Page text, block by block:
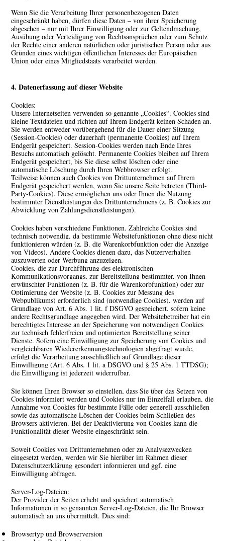
Wenn Sie die Verarbeitung Ihrer personenbezogenen Daten
eingeschränkt haben, dürfen diese Daten – von ihrer Speicherung
abgesehen – nur mit Ihrer Einwilligung oder zur Geltendmachung,
Ausübung oder Verteidigung von Rechtsansprüchen oder zum Schutz
der Rechte einer anderen natürlichen oder juristischen Person oder aus
Gründen eines wichtigen öffentlichen Interesses der Europäischen
Union oder eines Mitgliedstaats verarbeitet werden.
4. Datenerfassung auf dieser Website
Cookies:
Unsere Internetseiten verwenden so genannte „Cookies“. Cookies sind
kleine Textdateien und richten auf Ihrem Endgerät keinen Schaden an.
Sie werden entweder vorübergehend für die Dauer einer Sitzung
(Session-Cookies) oder dauerhaft (permanente Cookies) auf Ihrem
Endgerät gespeichert. Session-Cookies werden nach Ende Ihres
Besuchs automatisch gelöscht. Permanente Cookies bleiben auf Ihrem
Endgerät gespeichert, bis Sie diese selbst löschen oder eine
automatische Löschung durch Ihren Webbrowser erfolgt.
Teilweise können auch Cookies von Drittunternehmen auf Ihrem
Endgerät gespeichert werden, wenn Sie unsere Seite betreten (Third-
Party-Cookies). Diese ermöglichen uns oder Ihnen die Nutzung
bestimmter Dienstleistungen des Drittunternehmens (z. B. Cookies zur
Abwicklung von Zahlungsdienstleistungen).
Cookies haben verschiedene Funktionen. Zahlreiche Cookies sind
technisch notwendig, da bestimmte Websitefunktionen ohne diese nicht
funktionieren würden (z. B. die Warenkorbfunktion oder die Anzeige
von Videos). Andere Cookies dienen dazu, das Nutzerverhalten
auszuwerten oder Werbung anzuzeigen.
Cookies, die zur Durchführung des elektronischen
Kommunikationsvorgangs, zur Bereitstellung bestimmter, von Ihnen
erwünschter Funktionen (z. B. für die Warenkorbfunktion) oder zur
Optimierung der Website (z. B. Cookies zur Messung des
Webpublikums) erforderlich sind (notwendige Cookies), werden auf
Grundlage von Art. 6 Abs. 1 lit. f DSGVO gespeichert, sofern keine
andere Rechtsgrundlage angegeben wird. Der Websitebetreiber hat ein
berechtigtes Interesse an der Speicherung von notwendigen Cookies
zur technisch fehlerfreien und optimierten Bereitstellung seiner
Dienste. Sofern eine Einwilligung zur Speicherung von Cookies und
vergleichbaren Wiedererkennungstechnologien abgefragt wurde,
erfolgt die Verarbeitung ausschließlich auf Grundlage dieser
Einwilligung (Art. 6 Abs. 1 lit. a DSGVO und § 25 Abs. 1 TTDSG);
die Einwilligung ist jederzeit widerrufbar.
Sie können Ihren Browser so einstellen, dass Sie über das Setzen von
Cookies informiert werden und Cookies nur im Einzelfall erlauben, die
Annahme von Cookies für bestimmte Fälle oder generell ausschließen
sowie das automatische Löschen der Cookies beim Schließen des
Browsers aktivieren. Bei der Deaktivierung von Cookies kann die
Funktionalität dieser Website eingeschränkt sein.
Soweit Cookies von Drittunternehmen oder zu Analysezwecken
eingesetzt werden, werden wir Sie hierüber im Rahmen dieser
Datenschutzerklärung gesondert informieren und ggf. eine
Einwilligung abfragen.
Server-Log-Dateien:
Der Provider der Seiten erhebt und speichert automatisch
Informationen in so genannten Server-Log-Dateien, die Ihr Browser
automatisch an uns übermittelt. Dies sind:
Browsertyp und Browserversion